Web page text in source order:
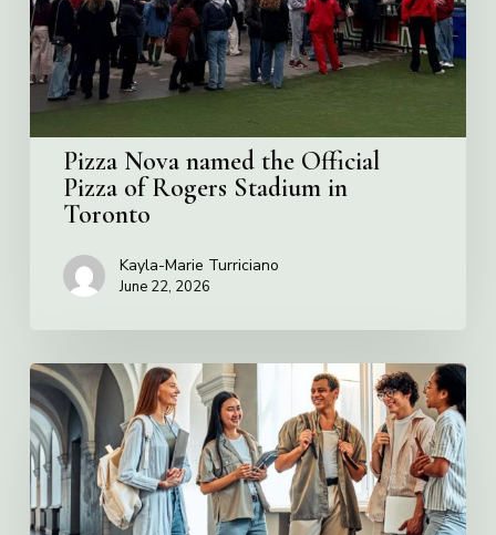
of
Rogers
Stadium
in
Toronto
Pizza Nova named the Official
Pizza of Rogers Stadium in
Toronto
Kayla-Marie Turriciano
June 22, 2026
Villa
Charities
2026
Scholarship
Program